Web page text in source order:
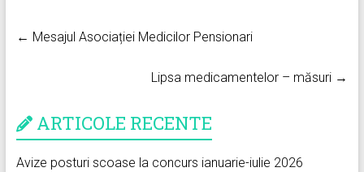
← Mesajul Asociației Medicilor Pensionari
Lipsa medicamentelor – măsuri →
ARTICOLE RECENTE
Avize posturi scoase la concurs ianuarie-iulie 2026